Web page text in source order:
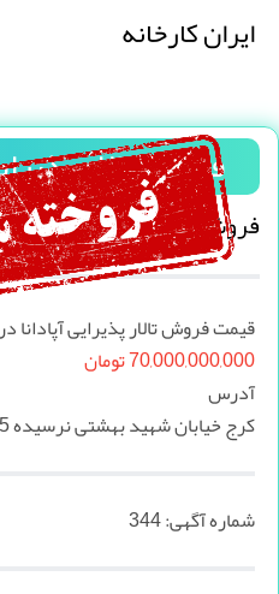
ایران کارخانه
فروش تالار
فروش تالار پذیرایی آپادانا
قیمت فروش تالار پذیرایی آپادانا
70,000,000,000 تومان
آدرس
کرج خیابان شهید بهشتی نرسیده 45 متری گلشهر تالار آپادانا
شماره آگهی:344